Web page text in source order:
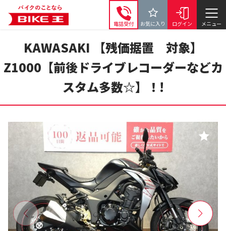
電話受付 お気に入り ログイン メニュー
KAWASAKI 【残価据置 対象】
Z1000【前後ドライブレコーダーなどカ
スタム多数☆】！!